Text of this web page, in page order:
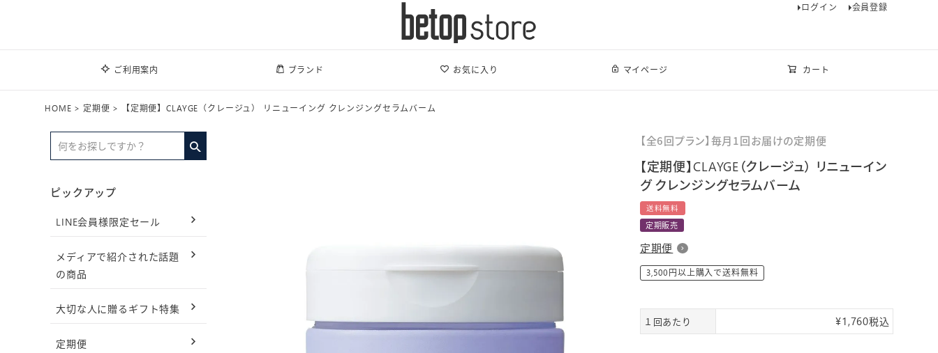
ログイン 会員登録
ご利用案内 ブランド お気に入り マイページ カート
HOME 定期便 【定期便】CLAYGE（クレージュ） リニューイング クレンジングセラムバーム
ピックアップ
LINE会員様限定セール
メディアで紹介された話題
の商品
大切な人に贈るギフト特集
定期便
【全6回プラン】毎月1回お届けの定期便
【定期便】CLAYGE（クレージュ） リニューイン
グ クレンジングセラムバーム
送料無料
定期販売
定期便
3,500円以上購入で送料無料
１回あたり ¥1,760税込